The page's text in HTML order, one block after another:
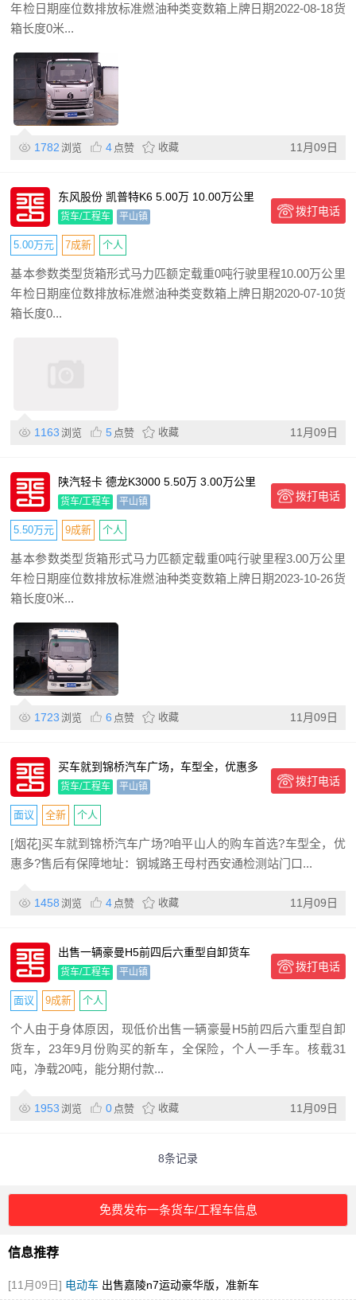
年检日期座位数排放标准燃油种类变数箱上牌日期2022-08-18货
箱长度0米...
1782 浏览 4 点赞 收藏 11月09日
东风股份 凯普特K6 5.00万 10.00万公里
货车/工程车 平山镇 拨打电话
5.00万元 7成新 个人
基本参数类型货箱形式马力匹额定载重0吨行驶里程10.00万公里
年检日期座位数排放标准燃油种类变数箱上牌日期2020-07-10货
箱长度0...
1163 浏览 5 点赞 收藏 11月09日
陕汽轻卡 德龙K3000 5.50万 3.00万公里
货车/工程车 平山镇 拨打电话
5.50万元 9成新 个人
基本参数类型货箱形式马力匹额定载重0吨行驶里程3.00万公里
年检日期座位数排放标准燃油种类变数箱上牌日期2023-10-26货
箱长度0米...
1723 浏览 6 点赞 收藏 11月09日
买车就到锦桥汽车广场，车型全，优惠多
货车/工程车 平山镇 拨打电话
面议 全新 个人
[烟花]买车就到锦桥汽车广场?咱平山人的购车首选?车型全，优
惠多?售后有保障地址：钢城路王母村西安通检测站门口...
1458 浏览 4 点赞 收藏 11月09日
出售一辆豪曼H5前四后六重型自卸货车
货车/工程车 平山镇 拨打电话
面议 9成新 个人
个人由于身体原因，现低价出售一辆豪曼H5前四后六重型自卸
货车，23年9月份购买的新车，全保险，个人一手车。核载31
吨，净载20吨，能分期付款...
1953 浏览 0 点赞 收藏 11月09日
8条记录
免费发布一条货车/工程车信息
信息推荐
[11月09日] 电动车 出售嘉陵n7运动豪华版，准新车